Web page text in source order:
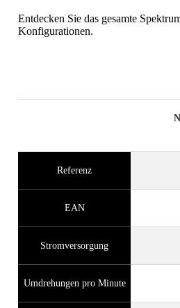
Entdecken Sie das gesamte
Konfigurationen.
Referenz
EAN
Stromversorgung
Umdrehungen pro Minute